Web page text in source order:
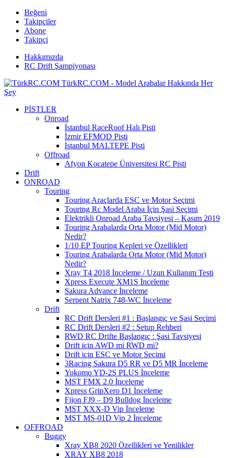
Beğeni
Takipçiler
Abone
Takipçi
Hakkımızda
RC Drift Şampiyonası
TürkRC.COM - Model Arabalar Hakkında Her
Şey
PİSTLER
Onroad
İstanbul RaceRoof Halı Pisti
İzmir EFMOD Pisti
İstanbul MALTEPE Pisti
Offroad
Afyon Kocatepe Üniversitesi RC Pisti
Drift
ONROAD
Touring
Touring Araçlarda ESC ve Motor Seçimi
Touring Rc Model Araba İçin Şasi Seçimi
Elektrikli Onroad Araba Tavsiyesi – Kasım 2019
Touring Arabalarda Orta Motor (Mid Motor)
Nedir?
1/10 EP Touring Kepleri ve Özellikleri
Touring Arabalarda Orta Motor (Mid Motor)
Nedir?
Xray T4 2018 İnceleme / Uzun Kullanım Testi
Xpress Execute XM1S İnceleme
Sakura Advance İnceleme
Serpent Natrix 748-WC İnceleme
Drift
RC Drift Dersleri #1 : Başlangıç ve Şasi Seçimi
RC Drift Dersleri #2 : Setup Rehberi
RWD RC Drifte Başlangıç : Şasi Tavsiyesi
Drift için AWD mi RWD mi?
Drift için ESC ve Motor Seçimi
3Racing Sakura D5 RR ve D5 MR İnceleme
Yokomo YD-2S PLUS İnceleme
MST FMX 2.0 İnceleme
Xpress GripXero D1 İnceleme
Fijon FJ9 – D9 Bulldog İnceleme
MST XXX-D Vip İnceleme
MST MS-01D Vip 2 İnceleme
OFFROAD
Buggy
Xray XB8 2020 Özellikleri ve Yenilikler
XRAY XB8 2018